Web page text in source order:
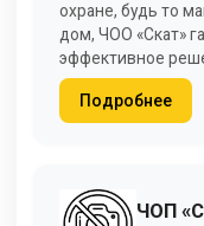
охране, будь то
дом, ЧОО «Скат»
эффективное
Подробнее
ЧОП